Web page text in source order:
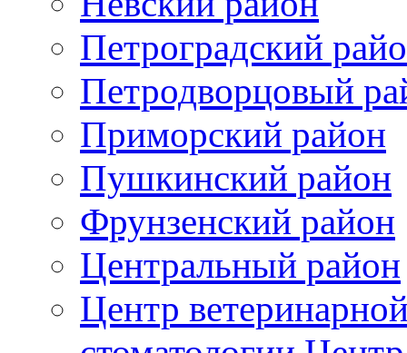
Петроградский
Петродворцовый
Приморский район
Пушкинский район
Фрунзенский район
Цeнтральный район
Центр